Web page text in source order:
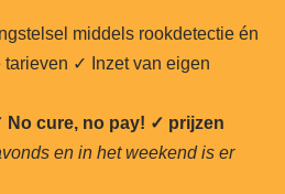
middels rookdetectie én
✓ Inzet van eigen
No cure, no pay! ✓ prijzen
en in het weekend is er